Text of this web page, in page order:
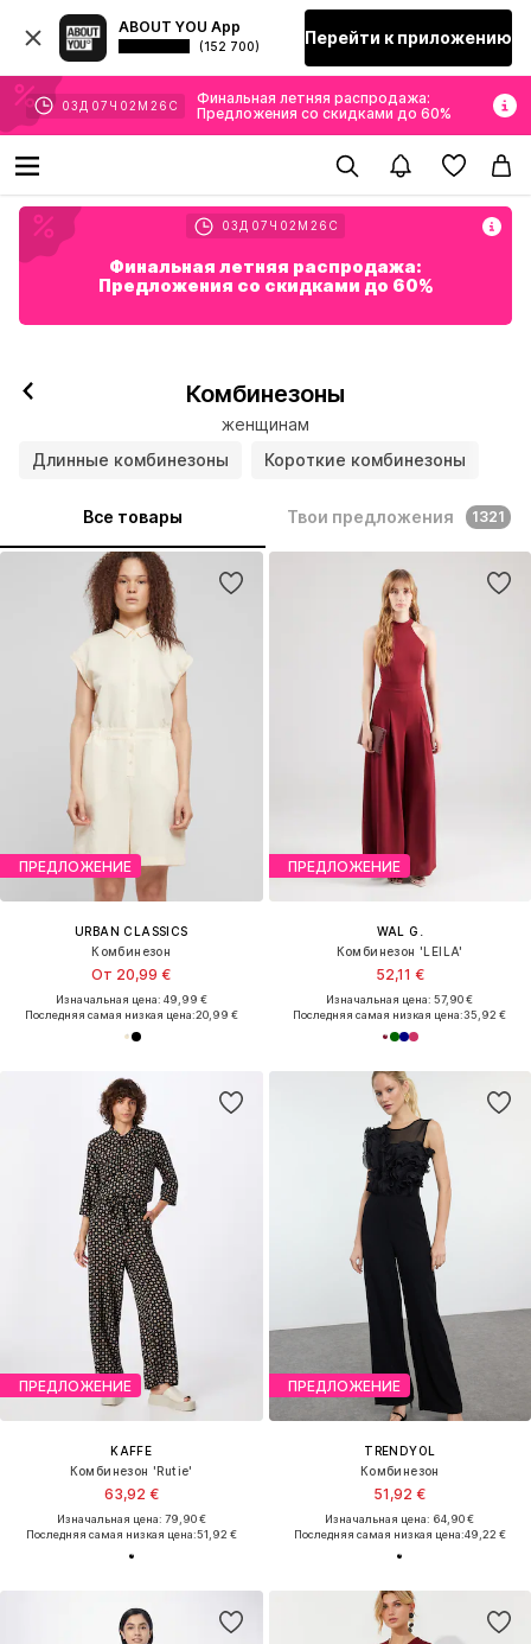
ABOUT YOU App
(152 700) Перейти к приложению
03 Д 07 Ч 02 М 24 С
Финальная летняя распродажа:
Предложения со скидками до 60%
03 Д 07 Ч 02 М 24 С
Финальная летняя распродажа:
Предложения со скидками до 60%
Комбинезоны
женщинам
Длинные комбинезоны
Короткие комбинезоны
Все товары Твои предложения 1321
ПРЕДЛОЖЕНИЕ
URBAN CLASSICS
Комбинезон
От 20,99 €
Изначальная цена: 49,99 €
Последняя самая низкая цена:20,99 €
ПРЕДЛОЖЕНИЕ
WAL G.
Комбинезон 'LEILA'
52,11 €
Изначальная цена: 57,90 €
Последняя самая низкая цена:35,92 €
ПРЕДЛОЖЕНИЕ
KAFFE
Комбинезон 'Rutie'
63,92 €
Изначальная цена: 79,90 €
Последняя самая низкая цена:51,92 €
ПРЕДЛОЖЕНИЕ
TRENDYOL
Комбинезон
51,92 €
Изначальная цена: 64,90 €
Последняя самая низкая цена:49,22 €